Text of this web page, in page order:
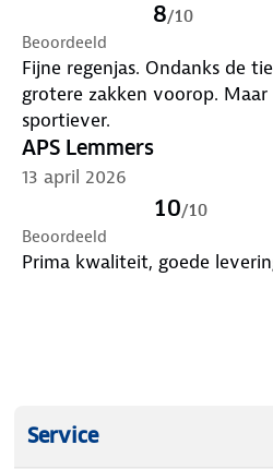
8/10
Beoordeeld
Fijne regenjas. Ondanks de
grotere zakken voorop.
sportiever.
APS Lemmers
13 april 2026
10/10
Beoordeeld
Prima kwaliteit, goede
Service